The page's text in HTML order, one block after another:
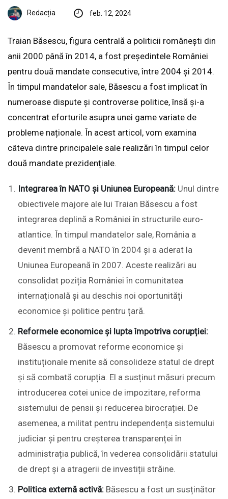
Redacția feb. 12, 2024
Traian Băsescu, figura centrală a politicii românești din
anii 2000 până în 2014, a fost președintele României
pentru două mandate consecutive, între 2004 și 2014.
În timpul mandatelor sale, Băsescu a fost implicat în
numeroase dispute și controverse politice, însă și-a
concentrat eforturile asupra unei game variate de
probleme naționale. În acest articol, vom examina
câteva dintre principalele sale realizări în timpul celor
două mandate prezidențiale.
Integrarea în NATO și Uniunea Europeană: Unul dintre
obiectivele majore ale lui Traian Băsescu a fost
integrarea deplină a României în structurile euro-
atlantice. În timpul mandatelor sale, România a
devenit membră a NATO în 2004 și a aderat la
Uniunea Europeană în 2007. Aceste realizări au
consolidat poziția României în comunitatea
internațională și au deschis noi oportunități
economice și politice pentru țară.
Reformele economice și lupta împotriva corupției:
Băsescu a promovat reforme economice și
instituționale menite să consolideze statul de drept
și să combată corupția. El a susținut măsuri precum
introducerea cotei unice de impozitare, reforma
sistemului de pensii și reducerea birocrației. De
asemenea, a militat pentru independența sistemului
judiciar și pentru creșterea transparenței în
administrația publică, în vederea consolidării statului
de drept și a atragerii de investiții străine.
Politica externă activă: Băsescu a fost un susținător